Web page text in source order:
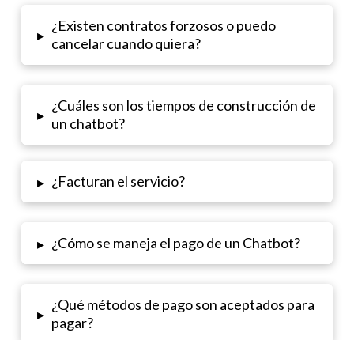
▸
¿Existen contratos forzosos o puedo
cancelar cuando quiera?
▸
¿Cuáles son los tiempos de construcción de
un chatbot?
▸ ¿Facturan el servicio?
▸ ¿Cómo se maneja el pago de un Chatbot?
▸
¿Qué métodos de pago son aceptados para
pagar?